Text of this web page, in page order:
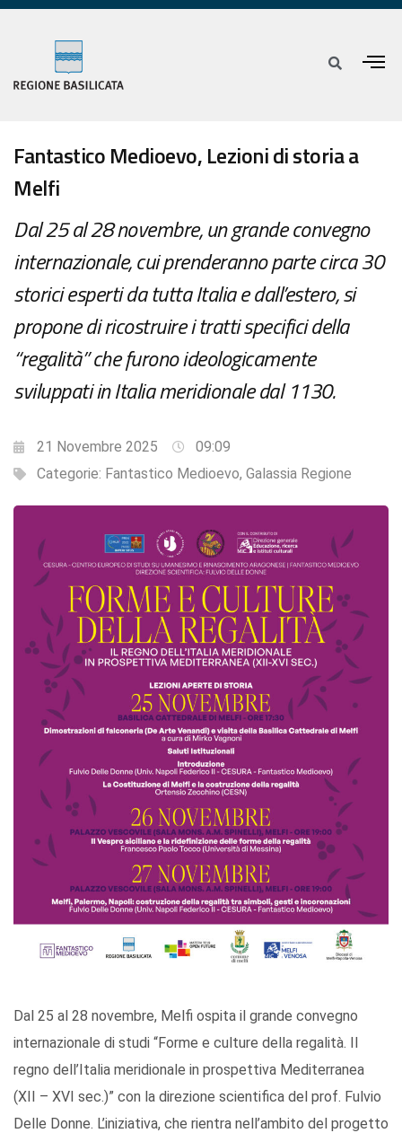
Fantastico Medioevo, Lezioni di storia a
Melfi
Dal 25 al 28 novembre, un grande convegno
internazionale, cui prenderanno parte circa 30
storici esperti da tutta Italia e dall’estero, si
propone di ricostruire i tratti specifici della
“regalità” che furono ideologicamente
sviluppati in Italia meridionale dal 1130.
21 Novembre 2025
09:09
Categorie: Fantastico Medioevo, Galassia Regione
Dal 25 al 28 novembre, Melfi ospita il grande convegno
internazionale di studi “Forme e culture della regalità. Il
regno dell’Italia meridionale in prospettiva Mediterranea
(XII – XVI sec.)” con la direzione scientifica del prof. Fulvio
Delle Donne. L’iniziativa, che rientra nell’ambito del progetto